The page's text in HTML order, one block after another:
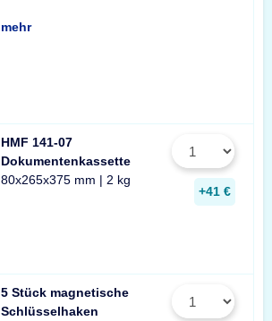
mehr
HMF 141-07
Dokumentenkassette
80x265x375 mm | 2 kg
+41 €
5 Stück magnetische
Schlüsselhaken